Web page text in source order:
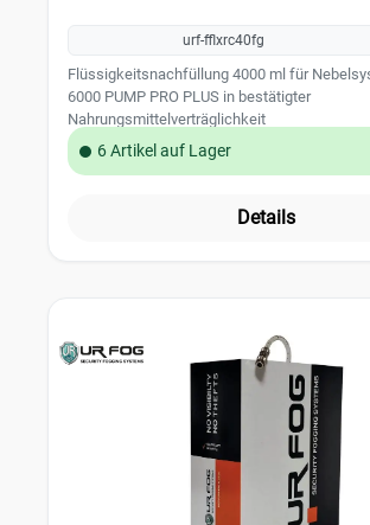
urf-fflxrc40fg
Flüssigkeitsnachfüllung 4000 ml für
6000 PUMP PRO PLUS in bestätigter
6 Artikel auf Lager
Details